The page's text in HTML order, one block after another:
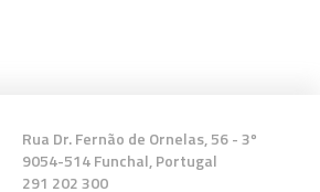
Rua Dr. Fernão de Ornelas, 56 - 3º
9054-514 Funchal, Portugal
291 202 300